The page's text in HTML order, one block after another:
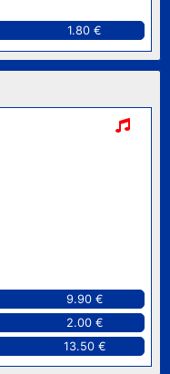
1.80 €
9.90 €
2.00 €
13.50 €